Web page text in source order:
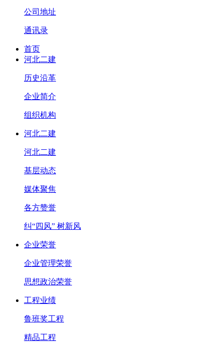
公司地址
通讯录
首页
河北二建
历史沿革
企业简介
组织机构
河北二建
河北二建
基层动态
媒体聚焦
各方赞誉
纠“四风” 树新风
企业荣誉
企业管理荣誉
思想政治荣誉
工程业绩
鲁班奖工程
精品工程